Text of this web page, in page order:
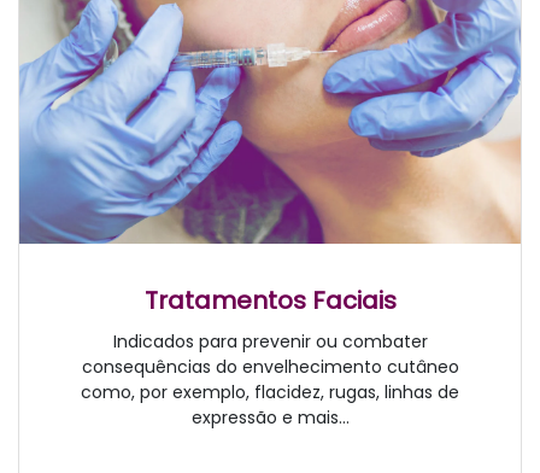
Tratamentos Faciais
Indicados para prevenir ou combater
consequências do envelhecimento cutâneo
como, por exemplo, flacidez, rugas, linhas de
expressão e mais...